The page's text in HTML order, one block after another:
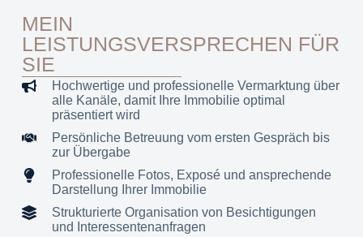
MEIN
LEISTUNGSVERSPRECHEN FÜR
SIE
Hochwertige und professionelle Vermarktung über
alle Kanäle, damit Ihre Immobilie optimal
präsentiert wird
Persönliche Betreuung vom ersten Gespräch bis
zur Übergabe
Professionelle Fotos, Exposé und ansprechende
Darstellung Ihrer Immobilie
Strukturierte Organisation von Besichtigungen
und Interessentenanfragen